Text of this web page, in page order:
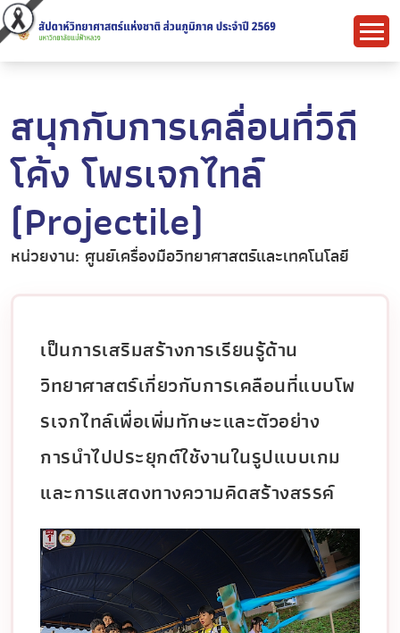
สนุกกับการเคลื่อนที่วิถี
โค้ง โพรเจกไทล์
(Projectile)
หน่วยงาน: ศูนย์เครื่องมือวิทยาศาสตร์และเทคโนโลยี
เป็นการเสริมสร้างการเรียนรู้ด้าน
วิทยาศาสตร์เกี่ยวกับการเคลือนที่แบบโพ
รเจกไทล์เพื่อเพิ่มทักษะและตัวอย่าง
การนำไปประยุกต์ใช้งานในรูปแบบเกม
และการแสดงทางความคิดสร้างสรรค์